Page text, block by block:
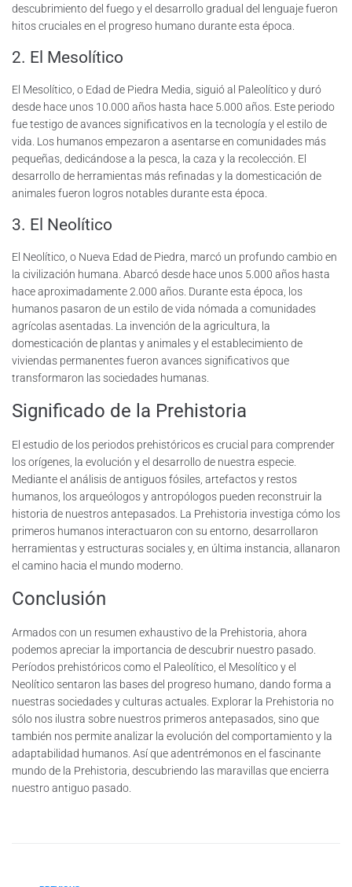
descubrimiento del fuego y el desarrollo gradual del lenguaje fueron
hitos cruciales en el progreso humano durante esta época.
2. El Mesolítico
El Mesolítico, o Edad de Piedra Media, siguió al Paleolítico y duró
desde hace unos 10.000 años hasta hace 5.000 años. Este periodo
fue testigo de avances significativos en la tecnología y el estilo de
vida. Los humanos empezaron a asentarse en comunidades más
pequeñas, dedicándose a la pesca, la caza y la recolección. El
desarrollo de herramientas más refinadas y la domesticación de
animales fueron logros notables durante esta época.
3. El Neolítico
El Neolítico, o Nueva Edad de Piedra, marcó un profundo cambio en
la civilización humana. Abarcó desde hace unos 5.000 años hasta
hace aproximadamente 2.000 años. Durante esta época, los
humanos pasaron de un estilo de vida nómada a comunidades
agrícolas asentadas. La invención de la agricultura, la
domesticación de plantas y animales y el establecimiento de
viviendas permanentes fueron avances significativos que
transformaron las sociedades humanas.
Significado de la Prehistoria
El estudio de los periodos prehistóricos es crucial para comprender
los orígenes, la evolución y el desarrollo de nuestra especie.
Mediante el análisis de antiguos fósiles, artefactos y restos
humanos, los arqueólogos y antropólogos pueden reconstruir la
historia de nuestros antepasados. La Prehistoria investiga cómo los
primeros humanos interactuaron con su entorno, desarrollaron
herramientas y estructuras sociales y, en última instancia, allanaron
el camino hacia el mundo moderno.
Conclusión
Armados con un resumen exhaustivo de la Prehistoria, ahora
podemos apreciar la importancia de descubrir nuestro pasado.
Períodos prehistóricos como el Paleolítico, el Mesolítico y el
Neolítico sentaron las bases del progreso humano, dando forma a
nuestras sociedades y culturas actuales. Explorar la Prehistoria no
sólo nos ilustra sobre nuestros primeros antepasados, sino que
también nos permite analizar la evolución del comportamiento y la
adaptabilidad humanos. Así que adentrémonos en el fascinante
mundo de la Prehistoria, descubriendo las maravillas que encierra
nuestro antiguo pasado.